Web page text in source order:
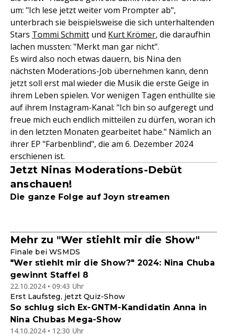
um: "Ich lese jetzt weiter vom Prompter ab",
unterbrach sie beispielsweise die sich unterhaltenden
Stars Tommi Schmitt und Kurt Krömer, die daraufhin
lachen mussten: "Merkt man gar nicht".
Es wird also noch etwas dauern, bis Nina den
nächsten Moderations-Job übernehmen kann, denn
jetzt soll erst mal wieder die Musik die erste Geige in
ihrem Leben spielen. Vor wenigen Tagen enthüllte sie
auf ihrem Instagram-Kanal: "Ich bin so aufgeregt und
freue mich euch endlich mitteilen zu dürfen, woran ich
in den letzten Monaten gearbeitet habe." Nämlich an
ihrer EP "Farbenblind", die am 6. Dezember 2024
erschienen ist.
Jetzt Ninas Moderations-Debüt
anschauen!
Die ganze Folge auf Joyn streamen
Mehr zu "Wer stiehlt mir die Show"
Finale bei WSMDS
"Wer stiehlt mir die Show?" 2024: Nina Chuba
gewinnt Staffel 8
22.10.2024 • 09:43 Uhr
Erst Laufsteg, jetzt Quiz-Show
So schlug sich Ex-GNTM-Kandidatin Anna in
Nina Chubas Mega-Show
14.10.2024 • 12:30 Uhr